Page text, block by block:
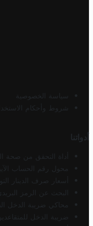
سياسة الخصوصية
شروط وأحكام
أدواتنا
أداة التحقق من صحة
محول رقم الحساب
أسعار صرف الدينار
البحث عن الرمز
محاكي ضريبة الدخل
ضريبة الدخل